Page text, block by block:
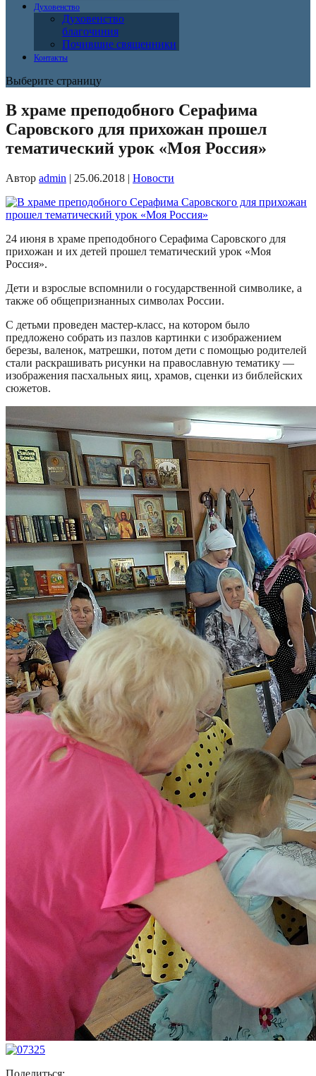
Духовенство
Духовенство
благочиния
Почившие священники
Контакты
Выберите страницу
В храме преподобного Серафима
Саровского для прихожан прошел
тематический урок «Моя Россия»
Автор admin | 25.06.2018 | Новости
24 июня в храме преподобного Серафима Саровского для
прихожан и их детей прошел тематический урок «Моя
Россия».
Дети и взрослые вспомнили о государственной символике, а
также об общепризнанных символах России.
С детьми проведен мастер-класс, на котором было
предложено собрать из пазлов картинки с изображением
березы, валенок, матрешки, потом дети с помощью родителей
стали раскрашивать рисунки на православную тематику —
изображения пасхальных яиц, храмов, сценки из библейских
сюжетов.